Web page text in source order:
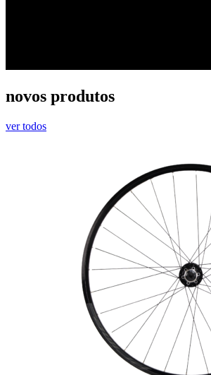
novos produtos
ver todos